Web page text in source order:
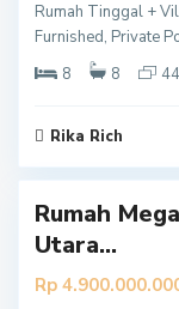
Rumah Tinggal +
Furnished, Private
8
8
Rika Rich
S
l
e
a
Rumah
Utara...
Rp